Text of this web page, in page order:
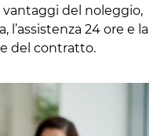
del noleggio,
24 ore e la
del contratto.